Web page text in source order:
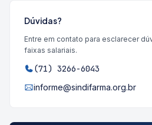
Dúvidas?
Entre em contato para esclarecer
faixas salariais.
(71) 3266-6043
informe@sindifarma.org.br